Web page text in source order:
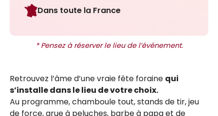
Dans toute la France
* Pensez à réserver le lieu de l’événement.
Retrouvez l’âme d’une vraie fête foraine qui
s’installe dans le lieu de votre choix.
Au programme, chamboule tout, stands de tir, jeu
de force, grue à peluches, barbe à papa et de